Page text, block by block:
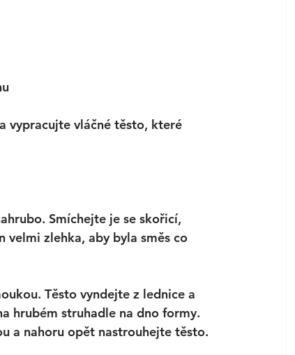
vypracujte vláčné těsto, které
Smíchejte je se skořicí,
velmi zlehka, aby byla směs co
Těsto vyndejte z lednice a
hrubém struhadle na dno formy.
a nahoru opět nastrouhejte těsto.